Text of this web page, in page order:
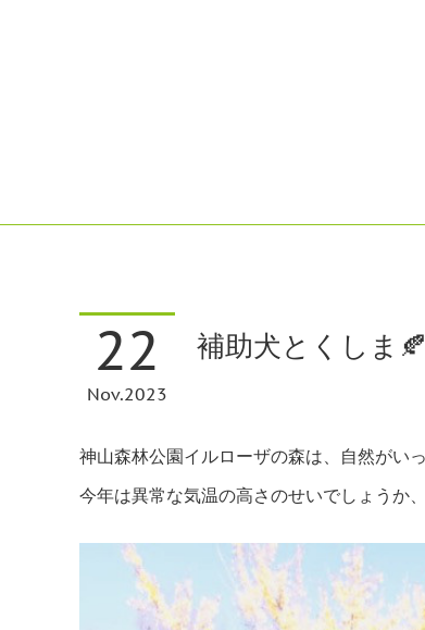
22
Nov 2023
補助犬とくしま
神山森林公園イルローザの森は、自然がい
今年は異常な気温の高さのせいでしょうか